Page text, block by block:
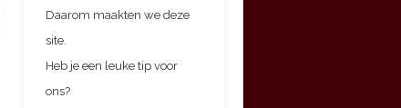
Daarom maakten we deze
site.
Heb je een leuke tip voor
ons?